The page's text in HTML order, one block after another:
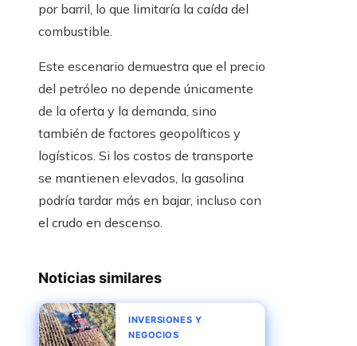
por barril, lo que limitaría la caída del
combustible.
Este escenario demuestra que el precio
del petróleo no depende únicamente
de la oferta y la demanda, sino
también de factores geopolíticos y
logísticos. Si los costos de transporte
se mantienen elevados, la gasolina
podría tardar más en bajar, incluso con
el crudo en descenso.
Noticias similares
INVERSIONES Y
NEGOCIOS